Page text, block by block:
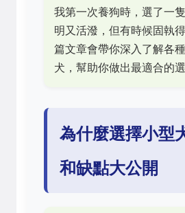
我第一次養狗時，選了一
明又活潑，但有時候固執
篇文章會帶你深入了解各
犬，幫助你做出最適合的選
為什麼選擇小型
和缺點大公開